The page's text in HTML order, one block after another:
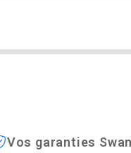
Vos garanties